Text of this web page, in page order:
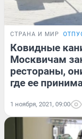
СТРАНА И МИР
Ковидные
Москвичам
рестораны,
где ее
1 ноября, 2021, 09:00